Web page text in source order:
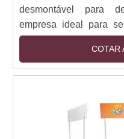
desmontável para
empresa ideal para
mais informações na
ramo e conhecendo
ramo.Quando o tema
receberá ótima
honesta e
COTAR